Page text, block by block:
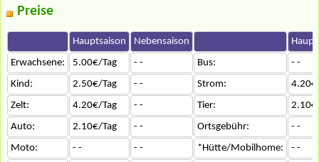
Preise
Hauptsaison Nebensaison
Erwachsene:
5.00€/Tag - - Bus:
- -
Kind:
2.50€/Tag - - Strom:
Zelt:
4.20€/Tag - - Tier:
Auto:
2.10€/Tag - - Ortsgebühr:
- -
Moto:
- - - - *Hütte/Mobilhome:
- -